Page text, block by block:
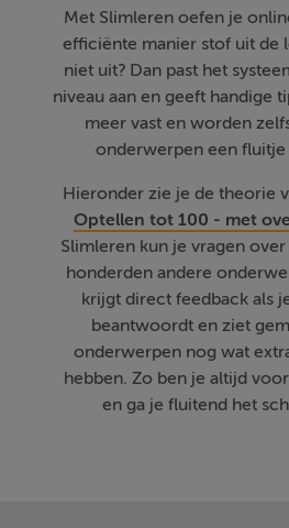
Met Slimleren oefen je
efficiënte manier stof uit de
niet uit? Dan past het
niveau aan en geeft handige
meer vast en worden
onderwerpen een fluitje
Hieronder zie je de theorie
Optellen tot 100 - met
Slimleren kun je vragen
honderden andere
krijgt direct feedback als
beantwoordt en ziet
onderwerpen nog wat
hebben. Zo ben je altijd
en ga je fluitend het